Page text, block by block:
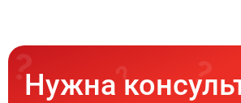
Нужна